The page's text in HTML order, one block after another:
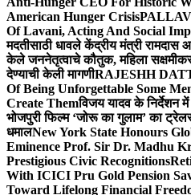
American Hunger Crisis
Of Lavani, Acting And Social
मदतीसाठी धावले केंद्रीय मंत्री रामदास
केले जननेतृत्वाचे कौतुक, महिला
देण्याची केली मागणीRAJESHH
Of Being Unforgettable Some
Create Themविजय यादव के निर्देशन में
भोजपुरी फिल्म ‘जोरू का गुलाम’ का
धमालNew York State Honours
Eminence Prof. Sir Dr. Madhu
Prestigious Civic Recognitions
With ICICI Pru Gold Pension
Toward Lifelong Financial